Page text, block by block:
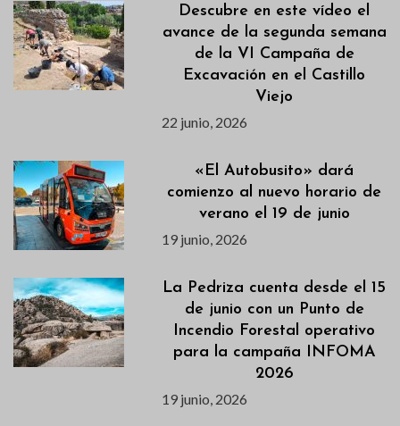
Descubre en este vídeo el
avance de la segunda semana
de la VI Campaña de
Excavación en el Castillo
Viejo
22 junio, 2026
«El Autobusito» dará
comienzo al nuevo horario de
verano el 19 de junio
19 junio, 2026
La Pedriza cuenta desde el 15
de junio con un Punto de
Incendio Forestal operativo
para la campaña INFOMA
2026
19 junio, 2026